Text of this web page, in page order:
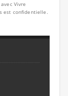
Vivre
est confidentielle.